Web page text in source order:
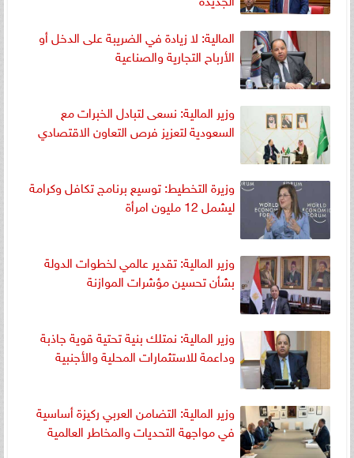
المالية: لا زيادة في الضريبة على الدخل أو
الأرباح التجارية والصناعية
وزير المالية: نسعى لتبادل الخبرات مع
السعودية لتعزيز فرص التعاون الاقتصادي
وزيرة التخطيط: توسيع برنامج تكافل وكرامة
ليشمل 12 مليون امرأة
وزير المالية: تقدير عالمي لخطوات الدولة
بشأن تحسين مؤشرات الموازنة
وزير المالية: نمتلك بنية تحتية قوية جاذبة
وداعمة للاستثمارات المحلية والأجنبية
وزير المالية: التضامن العربي ركيزة أساسية
في مواجهة التحديات والمخاطر العالمية